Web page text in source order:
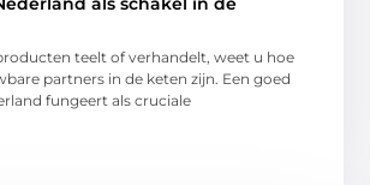
teelt of verhandelt, weet u hoe
partners in de keten zijn. Een goed
fungeert als cruciale